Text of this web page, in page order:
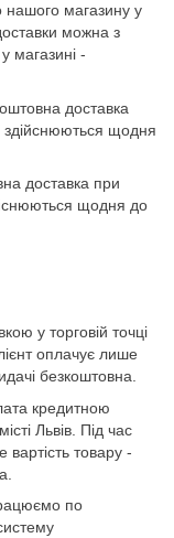
нашого магазину у
можна з
магазині -
доставка
здійснюються щодня
доставка при
щодня до
у торговій точці
оплачує лише
безкоштовна.
кредитною
Львів. Під час
товару -
по